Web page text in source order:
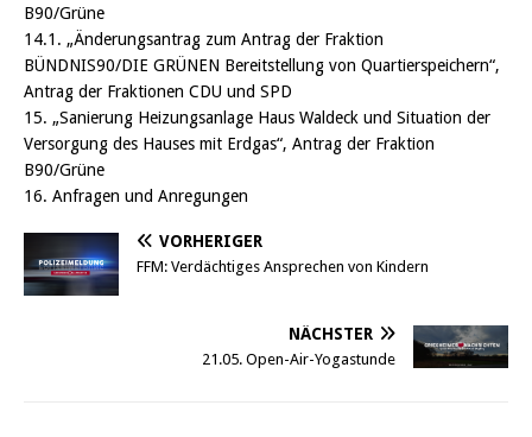
B90/Grüne
14.1. „Änderungsantrag zum Antrag der Fraktion
BÜNDNIS90/DIE GRÜNEN Bereitstellung von Quartierspeichern“,
Antrag der Fraktionen CDU und SPD
15. „Sanierung Heizungsanlage Haus Waldeck und Situation der
Versorgung des Hauses mit Erdgas“, Antrag der Fraktion
B90/Grüne
16. Anfragen und Anregungen
VORHERIGER
FFM: Verdächtiges Ansprechen von Kindern
NÄCHSTER
21.05. Open-Air-Yogastunde